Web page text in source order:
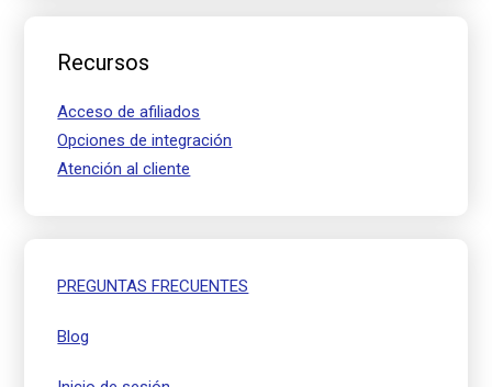
Recursos
Acceso de afiliados
Opciones de integración
Atención al cliente
PREGUNTAS FRECUENTES
Blog